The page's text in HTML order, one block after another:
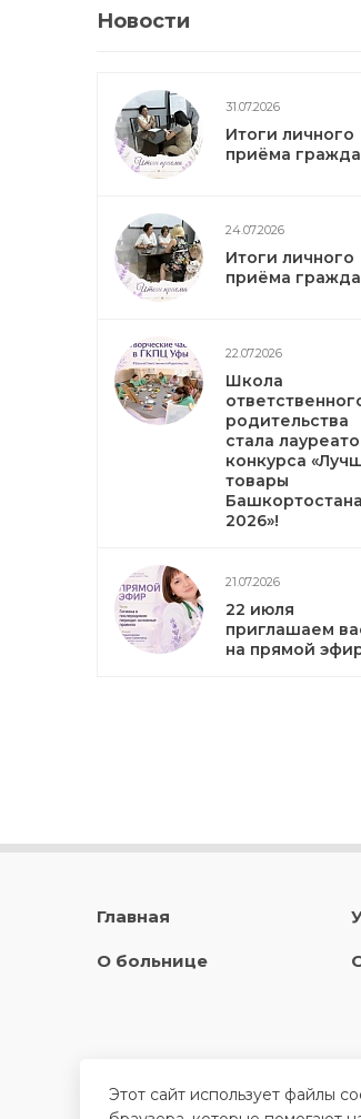
Новости
31.07.2026
Итоги личного
приёма
24.07.2026
Итоги личного
приёма
22.07.2026
Школа
родительства
стала
конкурса
товары
2026»!
21.07.2026
22 июля
приглашаем
на прямой
Главная
О больнице
Этот сайт использует файлы